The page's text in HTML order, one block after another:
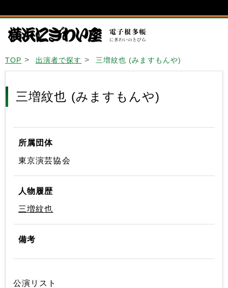
TOP 出演者で探す 三増紋也 (みますもんや)
三増紋也 (みますもんや)
所属団体
東京演芸協会
人物履歴
三増紋也
備考
公演リスト